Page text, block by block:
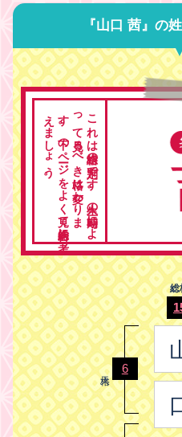
『山口 茜』の
こ
れ
は
総格の
判定で
す
。
人生の
時期に
よ
っ
て
見る
べ
き
格は
変わ
り
ま
す
。
下の
ペ
ージ
を
よ
く
見て
総合的に
考
え
ま
し
ょ
う
。
総
6